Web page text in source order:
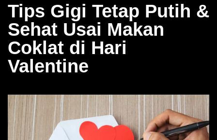
Tips Gigi Tetap Putih &
Sehat Usai Makan
Coklat di Hari
Valentine